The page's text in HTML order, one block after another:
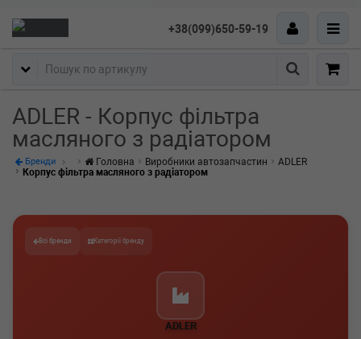
+38(099)650-59-19
Пошук
ADLER - Корпус фільтра
масляного з радіатором
Бренди Головна Виробники автозапчастин
ADLER
Корпус фільтра масляного з радіатором
Всі бренди Категорії бренду
ADLER